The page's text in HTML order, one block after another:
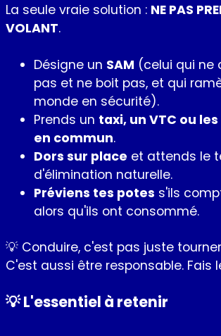
La seule vraie solution : NE PAS
VOLANT.
Désigne un SAM (celui qui ne
pas et ne boit pas, et qui
monde en sécurité).
Prends un taxi, un VTC ou
en commun.
Dors sur place et attends le
d'élimination naturelle.
Préviens tes potes s'ils
alors qu'ils ont consommé.
💡 Conduire, c'est pas juste
C'est aussi être responsable. Fais
💡 L'essentiel à retenir